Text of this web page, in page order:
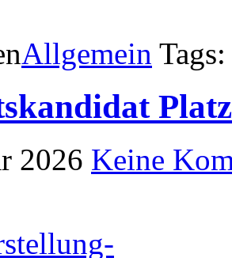
Allgemein Tags:
2026 Keine